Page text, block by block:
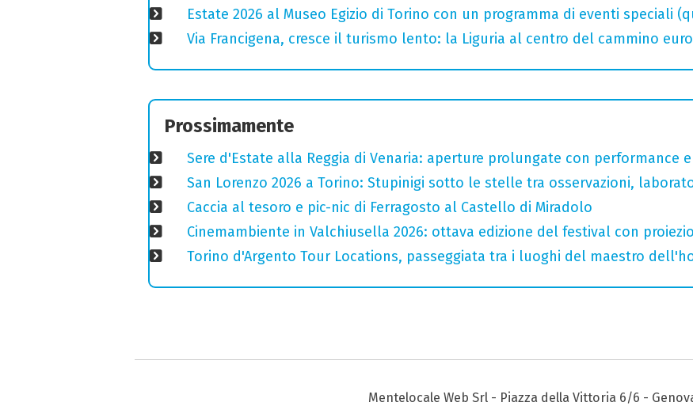
Estate 2026 al Museo Egizio di Torino con un programma di eventi speciali
Via Francigena, cresce il turismo lento: la Liguria al centro del cammino
Prossimamente
Sere d'Estate alla Reggia di Venaria: aperture prolungate con performance
San Lorenzo 2026 a Torino: Stupinigi sotto le stelle tra osservazioni,
Caccia al tesoro e pic-nic di Ferragosto al Castello di Miradolo
Cinemambiente in Valchiusella 2026: ottava edizione del festival con
Torino d'Argento Tour Locations, passeggiata tra i luoghi del maestro
Mentelocale Web Srl - Piazza della Vittoria 6/6 -